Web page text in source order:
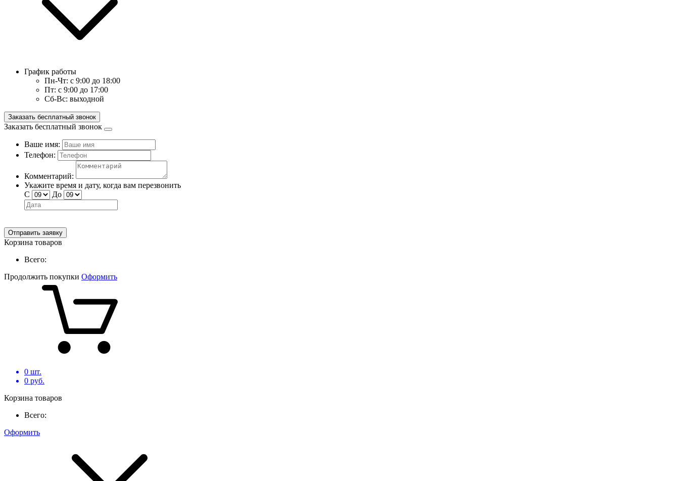
График работы
Пн-Чт: с 9:00 до 18:00
Пт: с 9:00 до 17:00
Сб-Вс: выходной
Заказать бесплатный звонок
Заказать бесплатный звонок
Ваше имя:
Телефон:
Комментарий:
Укажите время и дату, когда вам перезвонить
С
До
Отправить заявку
Корзина товаров
Всего:
Продолжить покупки Оформить
0 шт.
0 руб.
Корзина товаров
Всего:
Оформить